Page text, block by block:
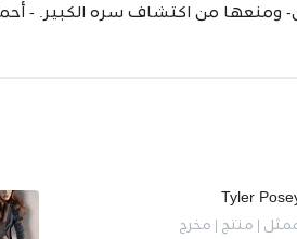
ومنعها من اكتشاف سره الكبير. -
Tyler
| منتج | مخرج